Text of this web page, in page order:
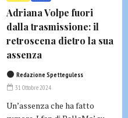
Adriana Volpe fuori
dalla trasmissione: il
retroscena dietro la sua
assenza
Redazione Spetteguless
31 Ottobre 2024
Un’assenza che ha fatto